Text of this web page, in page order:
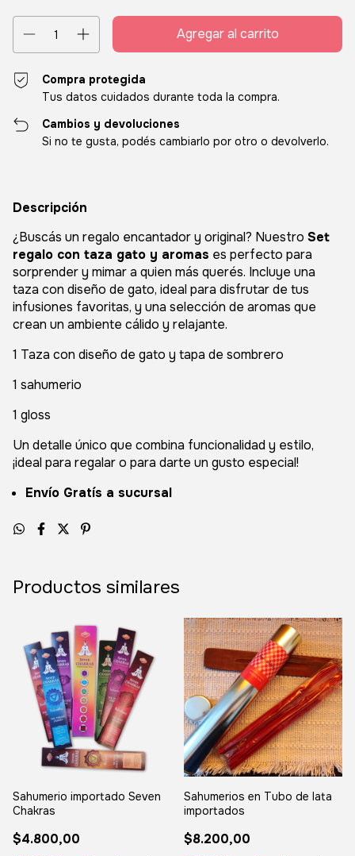
Compra protegida
Tus datos cuidados durante toda la compra.
Cambios y devoluciones
Si no te gusta, podés cambiarlo por otro o devolverlo.
Descripción
¿Buscás un regalo encantador y original? Nuestro Set
regalo con taza gato y aromas es perfecto para
sorprender y mimar a quien más querés. Incluye una
taza con diseño de gato, ideal para disfrutar de tus
infusiones favoritas, y una selección de aromas que
crean un ambiente cálido y relajante.
1 Taza con diseño de gato y tapa de sombrero
1 sahumerio
1 gloss
Un detalle único que combina funcionalidad y estilo,
¡ideal para regalar o para darte un gusto especial!
Envío Gratís a sucursal
Productos similares
Sahumerio importado Seven
Chakras
$4.800,00
Sahumerios en Tubo de lata
importados
$8.200,00